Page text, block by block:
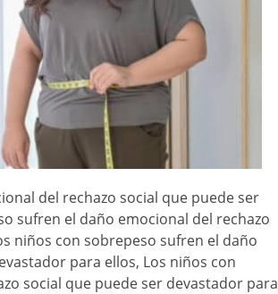
del rechazo social que puede ser
sufren el daño emocional del rechazo
niños con sobrepeso sufren el daño
para ellos, Los niños con
social que puede ser devastador para